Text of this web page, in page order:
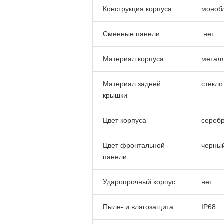
Конструкция корпуса
Сменные панели нет
Материал корпуса
Материал задней
крышки
стекло
Цвет корпуса
Цвет фронтальной
панели
Ударопрочный корпус нет
Пыле- и влагозащита IP68